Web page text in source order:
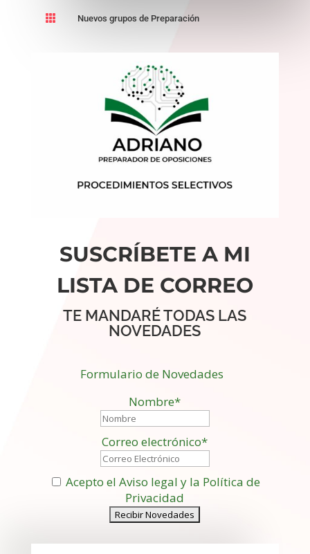
 Nuevos grupos de Preparación
SUSCRÍBETE A MI
LISTA DE CORREO
TE MANDARÉ TODAS LAS
NOVEDADES
Formulario de Novedades
Nombre*
Correo electrónico*
Acepto el Aviso legal y la Política de
Privacidad